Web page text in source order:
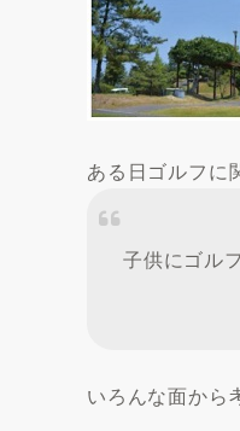
ある日ゴルフに
子供にゴル
いろんな面から